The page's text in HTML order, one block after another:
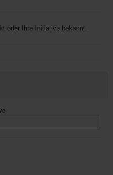
oder Ihre Initiative bekannt.